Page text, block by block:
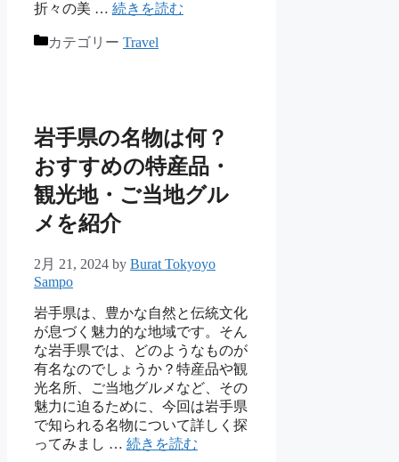
折々の美 … 続きを読む
カテゴリー Travel
岩手県の名物は何？
おすすめの特産品・
観光地・ご当地グル
メを紹介
2月 21, 2024 by Burat Tokyoyo
Sampo
岩手県は、豊かな自然と伝統文化
が息づく魅力的な地域です。そん
な岩手県では、どのようなものが
有名なのでしょうか？特産品や観
光名所、ご当地グルメなど、その
魅力に迫るために、今回は岩手県
で知られる名物について詳しく探
ってみまし … 続きを読む